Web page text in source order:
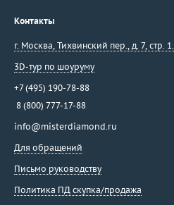
Контакты
г. Москва, Тихвинский пер., д. 7, стр. 1.
3D-тур по шоуруму
+7 (495) 190-78-88
8 (800) 777-17-88
info@misterdiamond.ru
Для обращений
Письмо руководству
Политика ПД скупка/продажа